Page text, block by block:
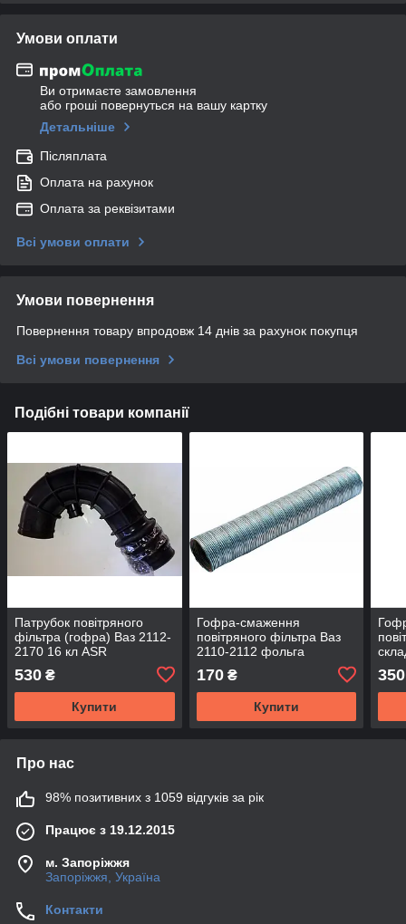
Умови оплати
Ви отримаєте замовлення
або гроші повернуться на вашу картку
Детальніше
Післяплата
Оплата на рахунок
Оплата за реквізитами
Всі умови оплати
Умови повернення
Повернення товару впродовж 14 днів за рахунок покупця
Всі умови повернення
Подібні товари компанії
Патрубок повітряного
фільтра (гофра) Ваз 2112-
2170 16 кл ASR
530 ₴
Купити
Гофра-смаження
повітряного фільтра Ваз
2110-2112 фольга
170₴
Купити
350
Про нас
98% позитивних з 1059 відгуків за рік
Працює з 19.12.2015
м. Запоріжжя
Запоріжжя, Україна
Контакти